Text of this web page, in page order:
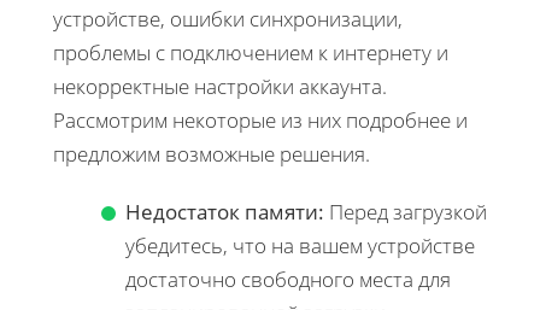
устройстве, ошибки синхронизации,
проблемы с подключением к интернету и
некорректные настройки аккаунта.
Рассмотрим некоторые из них подробнее и
предложим возможные решения.
Недостаток памяти: Перед загрузкой
убедитесь, что на вашем устройстве
достаточно свободного места для